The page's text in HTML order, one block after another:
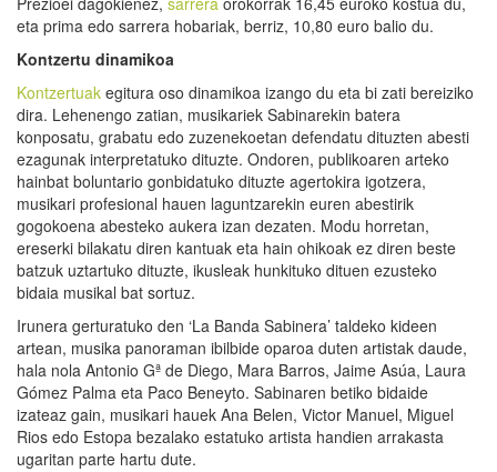
eta prima edo sarrera hobariak, berriz, 10,80 euro balio du.
Kontzertu dinamikoa
Kontzertuak egitura oso dinamikoa izango du eta bi zati bereiziko
dira. Lehenengo zatian, musikariek Sabinarekin batera
konposatu, grabatu edo zuzenekoetan defendatu dituzten abesti
ezagunak interpretatuko dituzte. Ondoren, publikoaren arteko
hainbat boluntario gonbidatuko dituzte agertokira igotzera,
musikari profesional hauen laguntzarekin euren abestirik
gogokoena abesteko aukera izan dezaten. Modu horretan,
ereserki bilakatu diren kantuak eta hain ohikoak ez diren beste
batzuk uztartuko dituzte, ikusleak hunkituko dituen ezusteko
bidaia musikal bat sortuz.
Irunera gerturatuko den ‘La Banda Sabinera’ taldeko kideen
artean, musika panoraman ibilbide oparoa duten artistak daude,
hala nola Antonio Gª de Diego, Mara Barros, Jaime Asúa, Laura
Gómez Palma eta Paco Beneyto. Sabinaren betiko bidaide
izateaz gain, musikari hauek Ana Belen, Victor Manuel, Miguel
Rios edo Estopa bezalako estatuko artista handien arrakasta
ugaritan parte hartu dute.